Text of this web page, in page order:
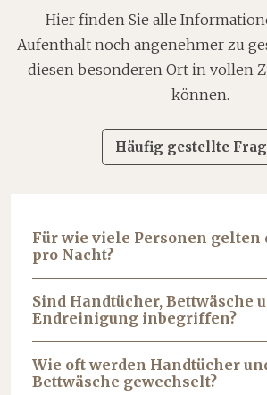
Hier finden Sie alle
Aufenthalt noch angenehmer zu
diesen besonderen Ort in vollen
können.
Häufig gestellte
Für wie viele Personen gelten
pro Nacht?
Sind Handtücher, Bettwäsche
Endreinigung inbegriffen?
Wie oft werden Handtücher
Bettwäsche gewechselt?